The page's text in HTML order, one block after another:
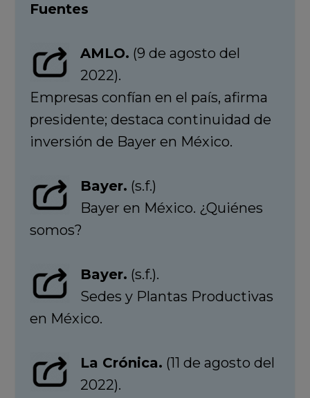
Fuentes
AMLO. (9 de agosto del
2022).
Empresas confían en el país, afirma
presidente; destaca continuidad de
inversión de Bayer en México.
Bayer. (s.f.)
Bayer en México. ¿Quiénes
somos?
Bayer. (s.f.).
Sedes y Plantas Productivas
en México.
La Crónica. (11 de agosto del
2022).